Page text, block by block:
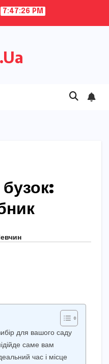
7:47:28 PM
для вашого саду
саме вам
час і місце